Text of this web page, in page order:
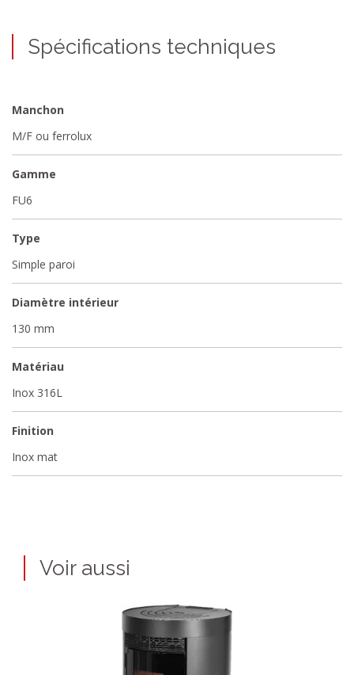
Spécifications techniques
Manchon
M/F ou ferrolux
Gamme
FU6
Type
Simple paroi
Diamètre intérieur
130 mm
Matériau
Inox 316L
Finition
Inox mat
Voir aussi